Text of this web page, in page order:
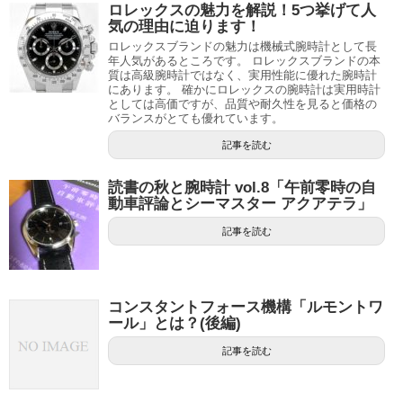
ロレックスの魅力を解説！5つ挙げて人
気の理由に迫ります！
ロレックスブランドの魅力は機械式腕時計として長
年人気があるところです。 ロレックスブランドの本
質は高級腕時計ではなく、実用性能に優れた腕時計
にあります。 確かにロレックスの腕時計は実用時計
としては高価ですが、品質や耐久性を見ると価格の
バランスがとても優れています。
記事を読む
読書の秋と腕時計 vol.8「午前零時の自
動車評論とシーマスター アクアテラ」
記事を読む
コンスタントフォース機構「ルモントワ
ール」とは？(後編)
記事を読む